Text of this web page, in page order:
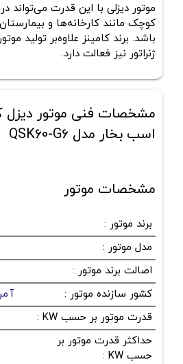
موتور دیزلی با این قدرت می‌تواند
کوچک مانند کارخانه‌ها و
باشد. برند کامینز علاوه‌بر تولید
ژنراتور نیز فعالت دارد.
اسب بخار مدل QSK60-G6
مشخصات موتور
برند موتور :
مدل موتور :
اصالت برند موتور :
کشور سازنده موتور :
قدرت موتور بر حسب KW
:
حداکثر قدرت موتور بر
حسب KW
: